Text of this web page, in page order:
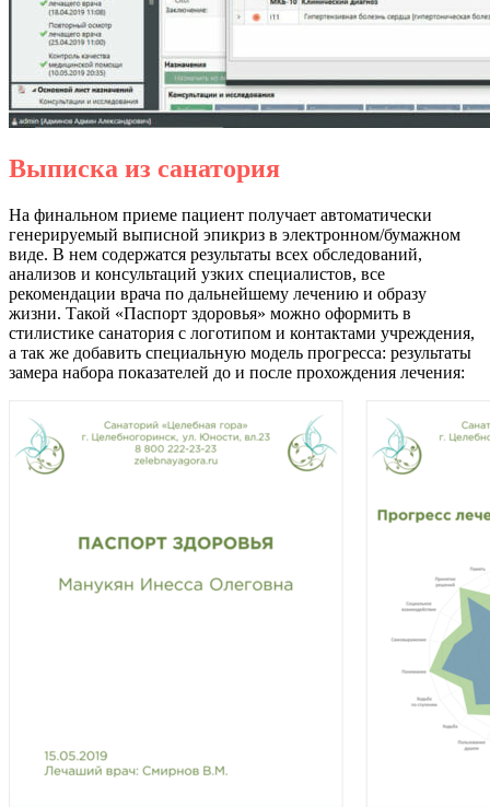
Выписка из санатория
На финальном приеме пациент получает автоматически
генерируемый выписной эпикриз в электронном/бумажном
виде. В нем содержатся результаты всех обследований,
анализов и консультаций узких специалистов, все
рекомендации врача по дальнейшему лечению и образу
жизни. Такой «Паспорт здоровья» можно оформить в
стилистике санатория с логотипом и контактами учреждения,
а так же добавить специальную модель прогресса: результаты
замера набора показателей до и после прохождения лечения: